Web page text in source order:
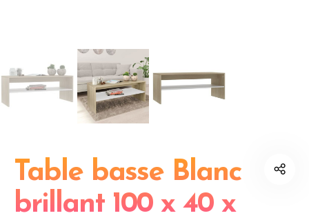
Table basse Blanc
brillant 100 x 40 x